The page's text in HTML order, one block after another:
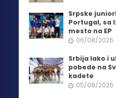
Srpske
Portugal, sa
mesto na EP
06/08/2026
Srbija lako i
pobede na
kadete
05/08/2026